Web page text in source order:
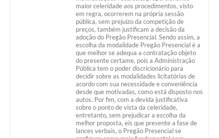
maior celeridade aos procedimentos, visto
em regra, ocorrerem na própria sessão
pública, sem prejuízo da competição de
preços, também justificam a decisão da
adoção do Pregão Presencial. Sendo assim, a
escolha da modalidade Pregão Presencial é a
que melhor se adequa a contratação objeto
do presente certame, pois a Administração
Pública tem o poder discricionário para
decidir sobre as modalidades licitatórias de
acordo com sua necessidade e conveniência
desde que motivadas, como está disposto nos
autos. Por fim, com a devida justificativa
sobre o ponto de vista da celeridade,
entretanto, sem prejudicar a escolha da
melhor proposta, eis que presente a fase de
lances verbais, o Pregão Presencial se